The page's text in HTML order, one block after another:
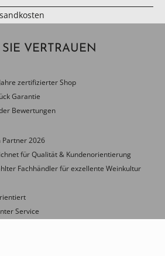
VERTRAUEN
zertifizierter Shop
Garantie
Bewertungen
Partner 2026
für Qualität & Kundenorientierung
Fachhändler für exzellente Weinkultur
Service